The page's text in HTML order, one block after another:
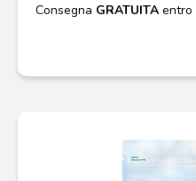
Consegna GRATUITA entro